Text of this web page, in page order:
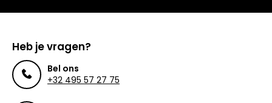
Heb je vragen?
Bel ons
+32 495 57 27 75